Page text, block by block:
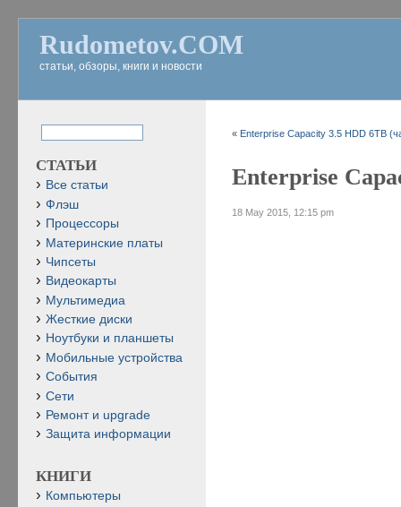
Rudometov.COM
статьи, обзоры, книги и новости
« Enterprise Capacity 3.5 HDD 6TB
Enterprise
18 May 2015, 12:15 pm
СТАТЬИ
Все статьи
Флэш
Процессоры
Материнские платы
Чипсеты
Видеокарты
Мультимедиа
Жесткие диски
Ноутбуки и планшеты
Мобильные устройства
События
Сети
Ремонт и upgrade
Защита информации
КНИГИ
Компьютеры